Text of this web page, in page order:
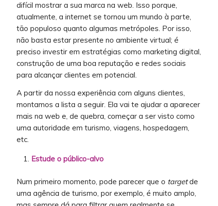
difícil mostrar a sua marca na web. Isso porque,
atualmente, a internet se tornou um mundo à parte,
tão populoso quanto algumas metrópoles. Por isso,
não basta estar presente no ambiente virtual; é
preciso investir em estratégias como marketing digital,
construção de uma boa reputação e redes sociais
para alcançar clientes em potencial.
A partir da nossa experiência com alguns clientes,
montamos a lista a seguir. Ela vai te ajudar a aparecer
mais na web e, de quebra, começar a ser visto como
uma autoridade em turismo, viagens, hospedagem,
etc.
Estude o público-alvo
Num primeiro momento, pode parecer que o targetde
uma agência de turismo, por exemplo, é muito amplo,